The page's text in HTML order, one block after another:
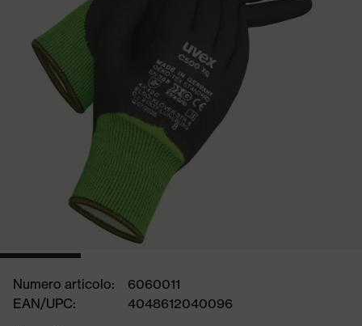
Numero articolo:
6060011
EAN/UPC:
4048612040096